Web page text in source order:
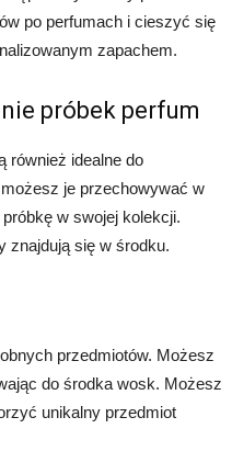
po perfumach i cieszyć się
zapachem.
próbek perfum
również idealne do
je przechowywać w
w swojej kolekcji.
znajdują się w środku.
przedmiotów. Możesz
do środka wosk. Możesz
unikalny przedmiot